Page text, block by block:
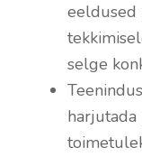
eeldused
selge
harjutada